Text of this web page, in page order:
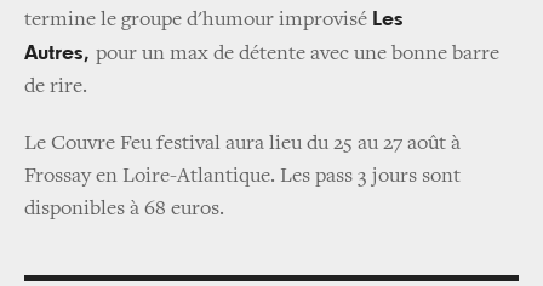
termine le groupe d'humour improvisé Les
Autres, pour un max de détente avec une bonne barre
de rire.
Le Couvre Feu festival aura lieu du 25 au 27 août à
Frossay en Loire-Atlantique. Les pass 3 jours sont
disponibles à 68 euros.